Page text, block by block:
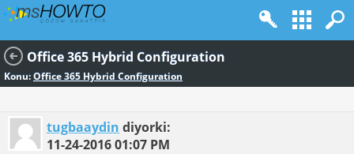
Office 365 Hybrid Configuration
Konu:Office 365 Hybrid Configuration
tugbaaydin diyorki:
11-24-201601:07 PM